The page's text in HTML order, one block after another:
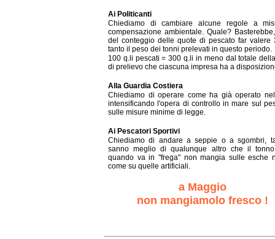
Ai Politicanti
Chiediamo di cambiare alcune regole a
compensazione ambientale. Quale?
del conteggio delle quote di pescato far valere
tanto il peso dei tonni prelevati in questo periodo.
100 q.li pescati = 300 q.li in meno dal totale
di prelievo che ciascuna impresa ha a
Alla Guardia Costiera
Chiediamo di operare come ha già operato
intensificando l'opera di controllo in mare sul
sulle misure minime di legge.
Ai Pescatori Sportivi
Chiediamo di andare a seppie o a sgombri,
sanno meglio di qualunque altro che il
quando va in "frega" non mangia sulle esche
come su quelle artificiali.
a Maggio
non mangiamolo fresco !